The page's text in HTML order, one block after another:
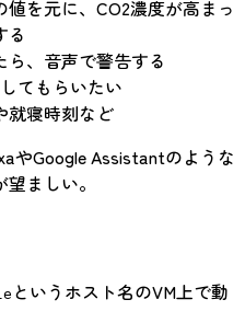
を元に、CO2濃度が高まっ
る
、音声で警告する
てもらいたい
就寝時刻など
やGoogle Assistantのような
ましい。
というホスト名のVM上で動